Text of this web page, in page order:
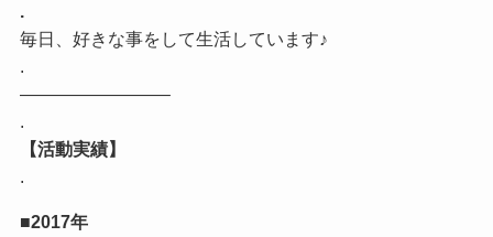
.
毎日、好きな事をして生活しています♪
.
————————–
.
【活動実績】
.
■2017年